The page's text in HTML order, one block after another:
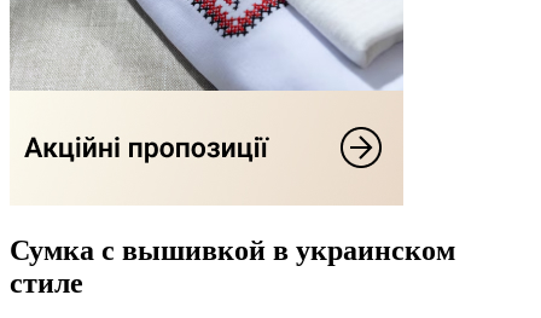
Сумка с вышивкой в украинском
стиле